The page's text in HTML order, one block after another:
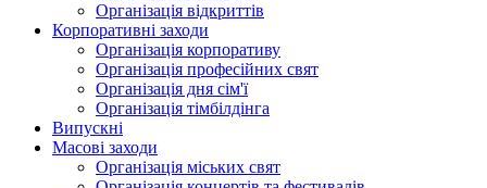
Організація відкриттів
Корпоративні заходи
Організація корпоративу
Організація професійних свят
Організація дня сім'ї
Організація тімбілдінга
Випускні
Масові заходи
Організація міських свят